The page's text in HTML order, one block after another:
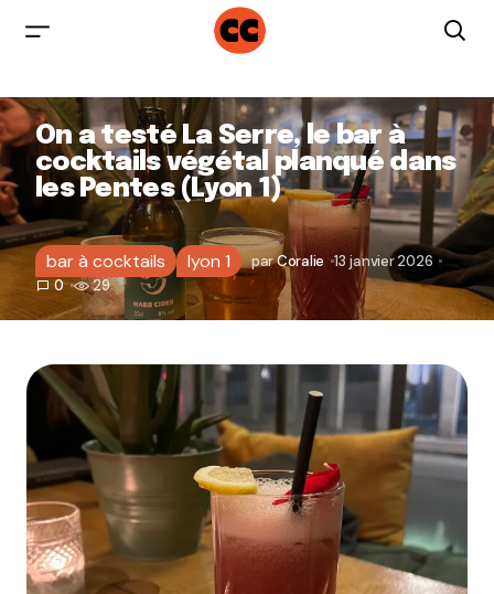
On a testé La Serre, le bar à
cocktails végétal planqué dans
les Pentes (Lyon 1)
bar à cocktails lyon 1 parCoralie 13 janvier 2026
0
29